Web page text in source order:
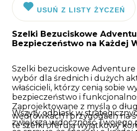
USUŃ Z LISTY ŻYCZEŃ
Szelki Bezuciskowe
Bezpieczeństwo na Każdej
Szelki bezuciskowe Adventure
wybór dla średnich i dużych
właścicieli, którzy cenią sobie
bezpieczeństwo i
Zaprojektowane z myślą o
wędrówkach i przygodach na
te szelki oferują wyjątkowy
Wszyty odblask w
zwiększa widoczność